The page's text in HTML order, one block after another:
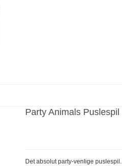
Party Animals Puslespil
Det absolut party-venlige puslespil.